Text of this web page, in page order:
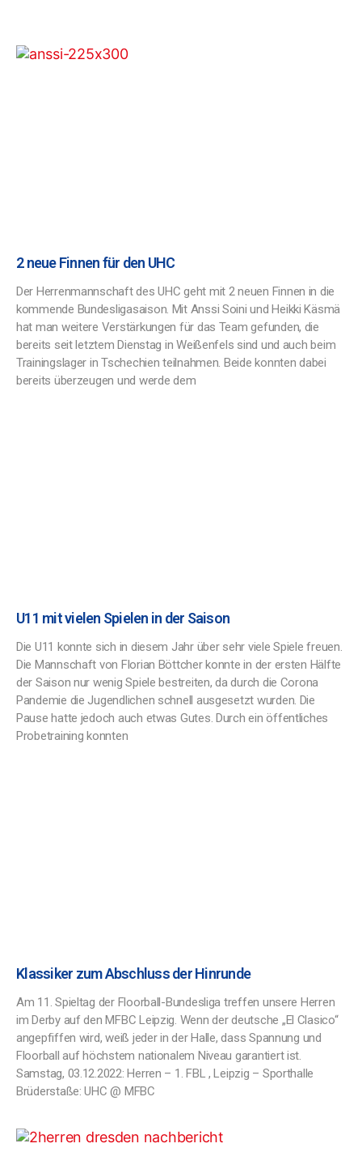
2 neue Finnen für den UHC
Der Herrenmannschaft des UHC geht mit 2 neuen Finnen in die
kommende Bundesligasaison. Mit Anssi Soini und Heikki Käsmä
hat man weitere Verstärkungen für das Team gefunden, die
bereits seit letztem Dienstag in Weißenfels sind und auch beim
Trainingslager in Tschechien teilnahmen. Beide konnten dabei
bereits überzeugen und werde dem
U11 mit vielen Spielen in der Saison
Die U11 konnte sich in diesem Jahr über sehr viele Spiele freuen.
Die Mannschaft von Florian Böttcher konnte in der ersten Hälfte
der Saison nur wenig Spiele bestreiten, da durch die Corona
Pandemie die Jugendlichen schnell ausgesetzt wurden. Die
Pause hatte jedoch auch etwas Gutes. Durch ein öffentliches
Probetraining konnten
Klassiker zum Abschluss der Hinrunde
Am 11. Spieltag der Floorball-Bundesliga treffen unsere Herren
im Derby auf den MFBC Leipzig. Wenn der deutsche „El Clasico“
angepfiffen wird, weiß jeder in der Halle, dass Spannung und
Floorball auf höchstem nationalem Niveau garantiert ist.
Samstag, 03.12.2022: Herren – 1. FBL , Leipzig – Sporthalle
Brüderstaße: UHC @ MFBC